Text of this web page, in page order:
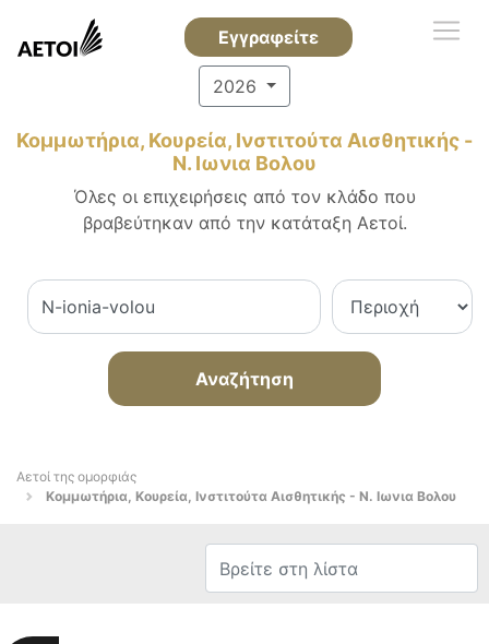
Εγγραφείτε
2026
Κομμωτήρια, Κουρεία, Ινστιτούτα Αισθητικής -
Ν. Ιωνια Βολου
Όλες οι επιχειρήσεις από τον κλάδο που
βραβεύτηκαν από την κατάταξη Αετοί.
Αναζήτηση
Αετοί της ομορφιάς
Κομμωτήρια, Κουρεία, Ινστιτούτα Αισθητικής - Ν. Ιωνια Βολου